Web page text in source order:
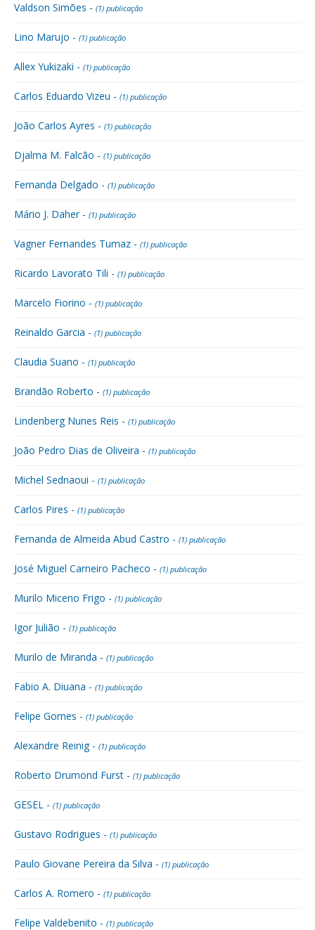
Valdson Simões - (1) publicação
Lino Marujo - (1) publicação
Allex Yukizaki - (1) publicação
Carlos Eduardo Vizeu - (1) publicação
João Carlos Ayres - (1) publicação
Djalma M. Falcão - (1) publicação
Fernanda Delgado - (1) publicação
Mário J. Daher - (1) publicação
Vagner Fernandes Tumaz - (1) publicação
Ricardo Lavorato Tili - (1) publicação
Marcelo Fiorino - (1) publicação
Reinaldo Garcia - (1) publicação
Claudia Suano - (1) publicação
Brandão Roberto - (1) publicação
Lindenberg Nunes Reis - (1) publicação
João Pedro Dias de Oliveira - (1) publicação
Michel Sednaoui - (1) publicação
Carlos Pires - (1) publicação
Fernanda de Almeida Abud Castro - (1) publicação
José Miguel Carneiro Pacheco - (1) publicação
Murilo Miceno Frigo - (1) publicação
Igor Julião - (1) publicação
Murilo de Miranda - (1) publicação
Fabio A. Diuana - (1) publicação
Felipe Gomes - (1) publicação
Alexandre Reinig - (1) publicação
Roberto Drumond Furst - (1) publicação
GESEL - (1) publicação
Gustavo Rodrigues - (1) publicação
Paulo Giovane Pereira da Silva - (1) publicação
Carlos A. Romero - (1) publicação
Felipe Valdebenito - (1) publicação